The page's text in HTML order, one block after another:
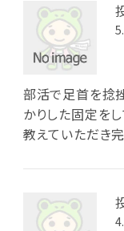
部活で足首を捻
かりした固定を
教えていただき